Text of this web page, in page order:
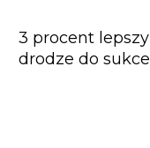
3 procent
drodze do